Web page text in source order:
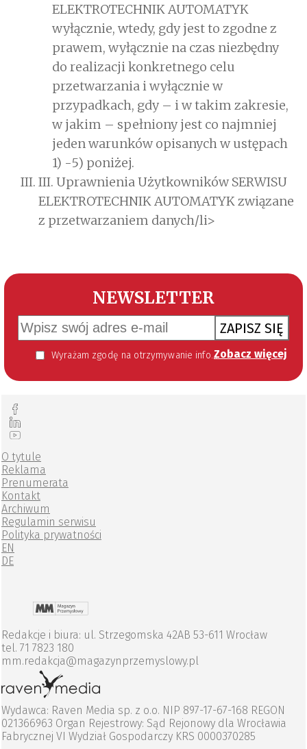
ELEKTROTECHNIK AUTOMATYK
wyłącznie, wtedy, gdy jest to zgodne z
prawem, wyłącznie na czas niezbędny
do realizacji konkretnego celu
przetwarzania i wyłącznie w
przypadkach, gdy – i w takim zakresie,
w jakim – spełniony jest co najmniej
jeden warunków opisanych w ustępach
1) -5) poniżej.
III. Uprawnienia Użytkowników SERWISU
ELEKTROTECHNIK AUTOMATYK związane
z przetwarzaniem danych/li>
NEWSLETTER
ZAPISZ SIĘ
Wyrażam zgodę na otrzymywanie informacji handlowej kierowanej do mnie za pomocą środków komunikacji elektronicznej w szczególności poczty elektronicznej zgodnie z przepisem art. 10 ust 2 ustawy z dnia 18 lipca 2002 roku o świadczeniu usług drogą elektroniczną (Dz. U. 144 z 2002 r. poz. 1204). Zgoda jest dobrowolna, jednak jej wyrażenie jest konieczne, aby otrzymywać newsletter. Zobacz więcej
O tytule
Reklama
Prenumerata
Kontakt
Archiwum
Regulamin serwisu
Polityka prywatności
EN
DE
Redakcje i biura: ul. Strzegomska 42AB 53-611 Wrocław
tel. 71 7823 180
mm.redakcja@magazynprzemyslowy.pl
Wydawca: Raven Media sp. z o.o. NIP 897-17-67-168 REGON
021366963 Organ Rejestrowy: Sąd Rejonowy dla Wrocławia
Fabrycznej VI Wydział Gospodarczy KRS 0000370285